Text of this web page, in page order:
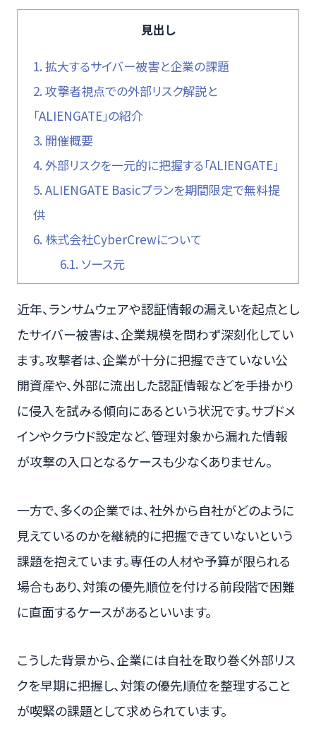
見出し
1. 拡大するサイバー被害と企業の課題
2. 攻撃者視点での外部リスク解説と
「ALIENGATE」の紹介
3. 開催概要
4. 外部リスクを一元的に把握する「ALIENGATE」
5. ALIENGATE Basicプランを期間限定で無料提
供
6. 株式会社CyberCrewについて
6.1. ソース元
近年、ランサムウェアや認証情報の漏えいを起点とし
たサイバー被害は、企業規模を問わず深刻化してい
ます。攻撃者は、企業が十分に把握できていない公
開資産や、外部に流出した認証情報などを手掛かり
に侵入を試みる傾向にあるという状況です。サブドメ
インやクラウド設定など、管理対象から漏れた情報
が攻撃の入口となるケースも少なくありません。
一方で、多くの企業では、社外から自社がどのように
見えているのかを継続的に把握できていないという
課題を抱えています。専任の人材や予算が限られる
場合もあり、対策の優先順位を付ける前段階で困難
に直面するケースがあるといいます。
こうした背景から、企業には自社を取り巻く外部リス
クを早期に把握し、対策の優先順位を整理すること
が喫緊の課題として求められています。